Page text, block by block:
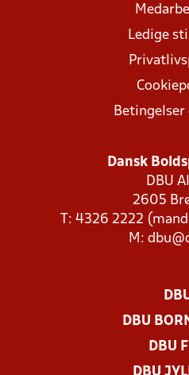
Ledige
Dansk
DBU
2605
T: 4326 2222
M:
DBU
DBU